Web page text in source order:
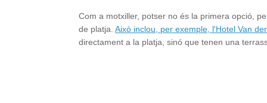
Com a motxiller, potser no és la primera opció,
de platja. Això inclou, per exemple, l'Hotel Van
directament a la platja, sinó que tenen una